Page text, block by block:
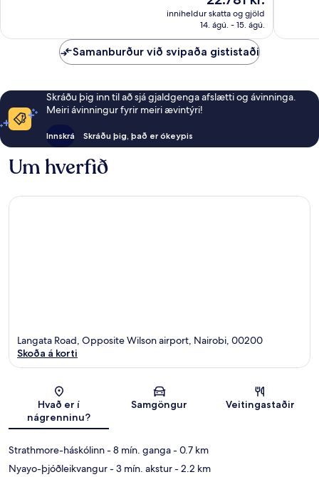
er
22.781 kr.
inniheldur skatta og gjöld
14. ágú. - 15. ágú.
Samanburður við svipaða gististaði
Skráðu þig inn til að sjá gjaldgenga afslætti og ávinninga.
Meiri ávinningur fyrir meiri ævintýri!
Innskrá Skráðu þig, það er ókeypis
Um hverfið
Kort
Langata Road, Opposite Wilson airport, Nairobi, 00200
Skoða á korti
Hvað er í
nágrenninu?
Samgöngur Veitingastaðir
Strathmore-háskólinn- 8 mín. ganga- 0.7 km
Nyayo-þjóðleikvangur- 3 mín. akstur- 2.2 km